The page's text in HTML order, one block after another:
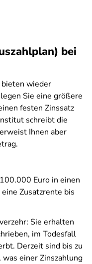
bei
bieten wieder
Sie eine größere
festen Zinssatz
schreibt die
Ihnen aber
Euro in einen
Zusatzrente bis
Sie erhalten
im Todesfall
Derzeit sind bis zu
einer Zinszahlung